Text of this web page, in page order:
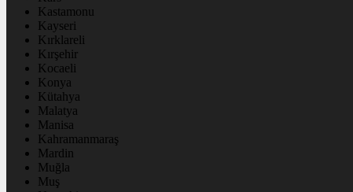
Kastamonu
Kayseri
Kırklareli
Kırşehir
Kocaeli
Konya
Kütahya
Malatya
Manisa
Kahramanmaraş
Mardin
Muğla
Muş